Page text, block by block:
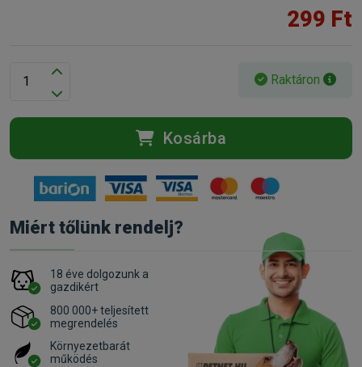
299 Ft
Raktáron
Kosárba
Miért tőlünk rendelj?
18 éve dolgozunk a
gazdikért
800 000+ teljesített
megrendelés
Környezetbarát
működés